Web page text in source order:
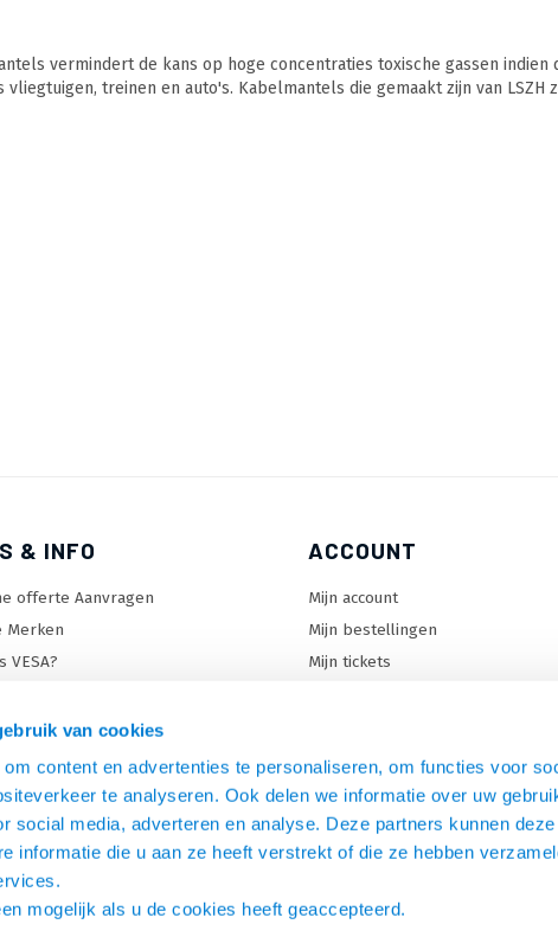
van cookies
content en advertenties te personaliseren, om functies voor
te analyseren. Ook delen we informatie over uw
social media, adverteren en analyse. Deze partners kunnen
informatie die u aan ze heeft verstrekt of die ze hebben
mogelijk als u de cookies heeft geaccepteerd.
vermindert de kans op hoge concentraties toxische gassen
treinen en auto's. Kabelmantels die gemaakt zijn van
& INFO
offerte Aanvragen
Merken
VESA?
keuzehulp
keuzehulp
keuzehulp
ACCOUNT
Mijn account
Mijn bestellingen
Mijn tickets